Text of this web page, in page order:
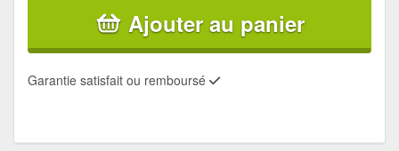
Ajouter au panier
Garantie satisfait ou remboursé